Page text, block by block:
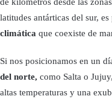
latitudes antárticas del sur,
climática que coexiste de
Si nos posicionamos en un
del norte, como Salta o
altas temperaturas y una